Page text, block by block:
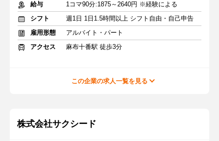
給与
1コマ90分:1875～2640円 ※経験による
シフト
週1日 1日1.5時間以上 シフト自由・自己申告
雇用形態
アルバイト・パート
アクセス
麻布十番駅 徒歩3分
この企業の求人一覧を見る
株式会社サクシード